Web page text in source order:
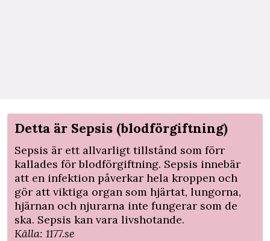
Detta är Sepsis (blodförgiftning)
Sepsis är ett allvarligt tillstånd som förr
kallades för blodförgiftning. Sepsis innebär
att en infektion påverkar hela kroppen och
gör att viktiga organ som hjärtat, lungorna,
hjärnan och njurarna inte fungerar som de
ska. Sepsis kan vara livshotande.
Källa: 1177.se